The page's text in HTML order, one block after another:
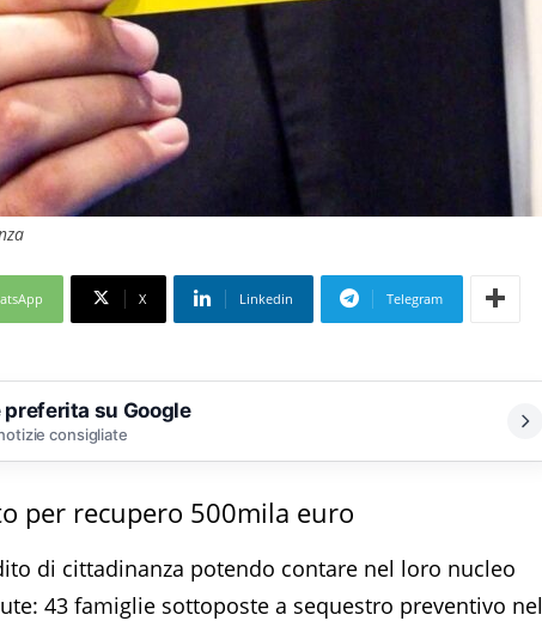
X Linkedin Telegram
su Google
consigliate
per recupero 500mila euro
di cittadinanza potendo contare nel loro nucleo
43 famiglie sottoposte a sequestro preventivo nel